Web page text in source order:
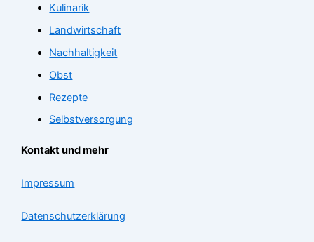
Kulinarik
Landwirtschaft
Nachhaltigkeit
Obst
Rezepte
Selbstversorgung
Kontakt und mehr
Impressum
Datenschutzerklärung